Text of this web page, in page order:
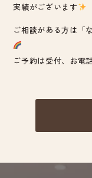
実績がございます
ご相談がある方は「
ご予約は受付、お電